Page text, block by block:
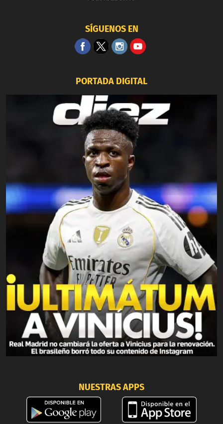
SÍGUENOS EN
PORTADA DIGITAL
NUESTRAS APPS